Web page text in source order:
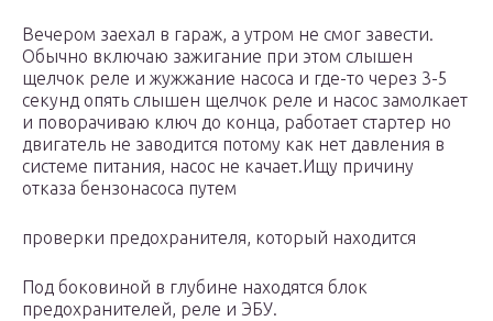
Вечером заехал в гараж, а утром не смог завести.
Обычно включаю зажигание при этом слышен
щелчок реле и жужжание насоса и где-то через 3-5
секунд опять слышен щелчок реле и насос замолкает
и поворачиваю ключ до конца, работает стартер но
двигатель не заводится потому как нет давления в
системе питания, насос не качает.Ищу причину
отказа бензонасоса путем
проверки предохранителя, который находится
Под боковиной в глубине находятся блок
предохранителей, реле и ЭБУ.